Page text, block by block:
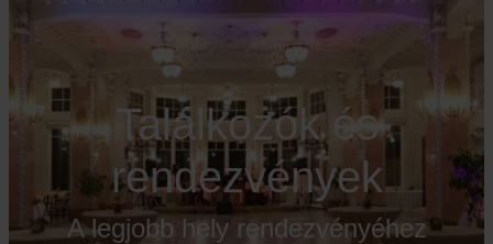
Találkozók és
rendezvények
A legjobb hely rendezvényéhez